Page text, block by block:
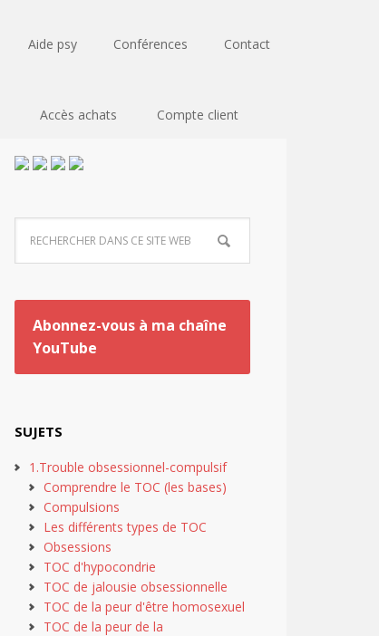
Aide psy Conférences Contact
Accès achats Compte client
Abonnez-vous à ma chaîne
YouTube
SUJETS
1.Trouble obsessionnel-compulsif
Comprendre le TOC (les bases)
Compulsions
Les différents types de TOC
Obsessions
TOC d'hypocondrie
TOC de jalousie obsessionnelle
TOC de la peur d'être homosexuel
TOC de la peur de la